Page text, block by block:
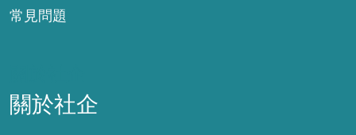
常見問題
關於社企